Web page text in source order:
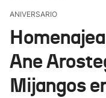
ANIVERSARIO
Ane
Mijangos